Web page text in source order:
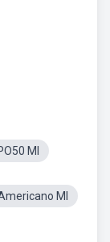
Ml
Ml